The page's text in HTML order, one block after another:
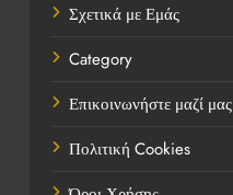
Τοποθεσίες
Σχετικά με Εμάς
Category
Επικοινωνήστε μαζί μας
Πολιτική Cookies